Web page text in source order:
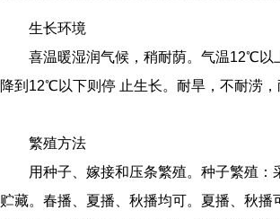
生长环境
喜温暖湿润气候，稍耐荫。气温12℃
降到12℃以下则停 止生长。耐旱，不耐涝
繁殖方法
用种子、嫁接和压条繁殖。种子繁殖
贮藏。春播、夏播、秋播均可。夏播、秋